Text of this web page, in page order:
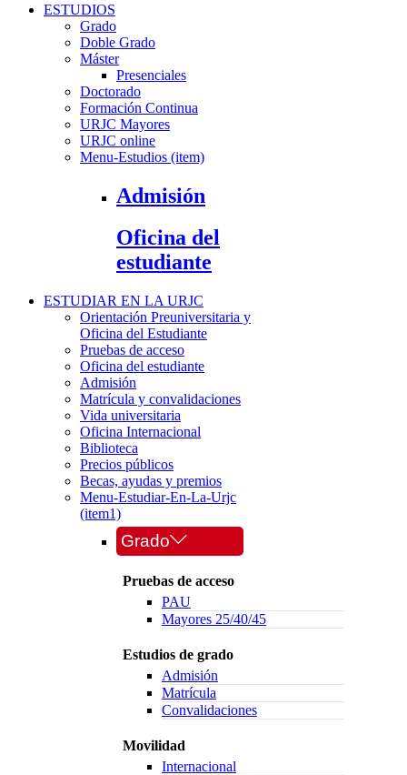
ESTUDIOS
Grado
Doble Grado
Máster
Presenciales
Doctorado
Formación Continua
URJC Mayores
URJC online
Menu-Estudios (item)
Admisión
Oficina del
estudiante
ESTUDIAR EN LA URJC
Orientación Preuniversitaria y
Oficina del Estudiante
Pruebas de acceso
Oficina del estudiante
Admisión
Matrícula y convalidaciones
Vida universitaria
Oficina Internacional
Biblioteca
Precios públicos
Becas, ayudas y premios
Menu-Estudiar-En-La-Urjc
(item1)
Grado
Pruebas de acceso
PAU
Mayores 25/40/45
Estudios de grado
Admisión
Matrícula
Convalidaciones
Movilidad
Internacional